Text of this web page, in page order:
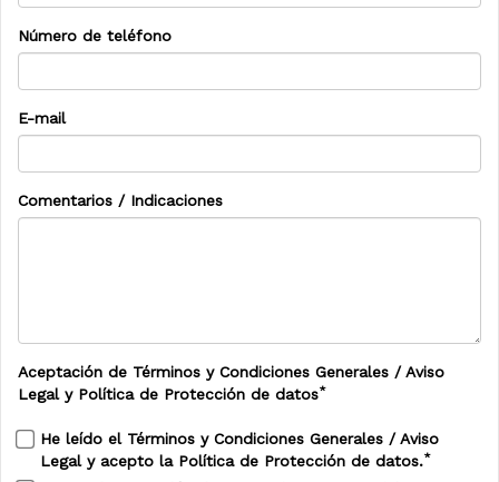
Número de teléfono
E-mail
Comentarios / Indicaciones
Aceptación de Términos y Condiciones Generales / Aviso
Legal y Política de Protección de datos*
He leído el Términos y Condiciones Generales / Aviso
Legaly acepto la Política de Protección de datos.*